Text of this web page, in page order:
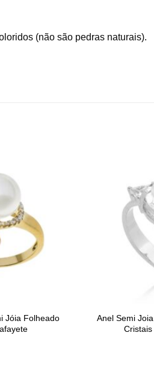
(não são pedras naturais).
Jóia Folheado
Anel Semi